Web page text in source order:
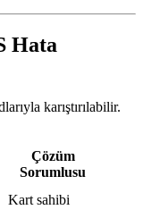
Hata
karıştırılabilir.
Çözüm
Sorumlusu
Kart sahibi